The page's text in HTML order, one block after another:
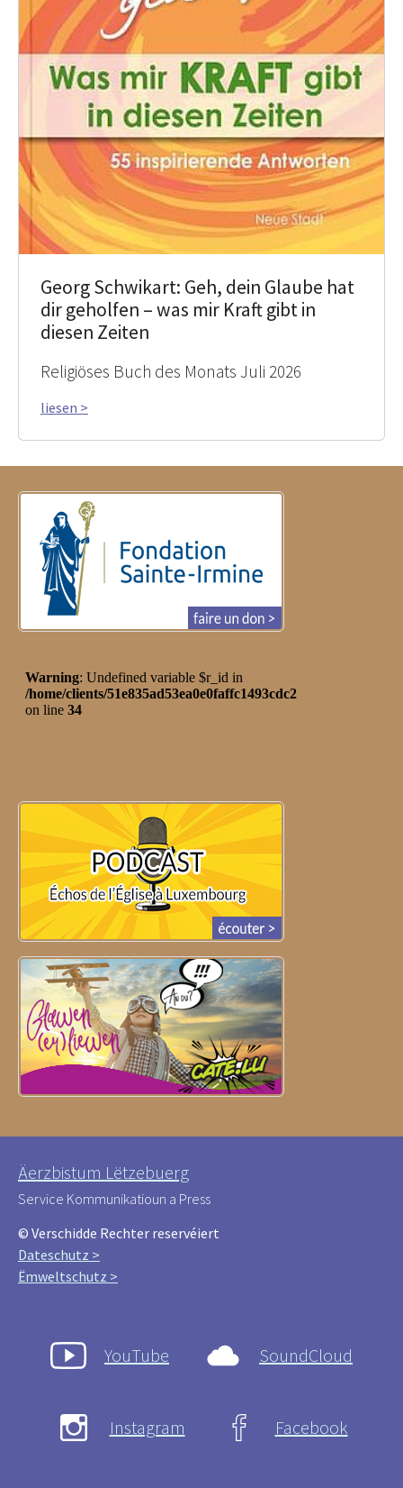
Georg Schwikart: Geh, dein Glaube hat
dir geholfen – was mir Kraft gibt in
diesen Zeiten
Religiöses Buch des Monats Juli 2026
liesen >
Äerzbistum Lëtzebuerg
Service Kommunikatioun a Press
© Verschidde Rechter reservéiert
Dateschutz >
Ëmweltschutz >
YouTube SoundCloud
Instagram Facebook